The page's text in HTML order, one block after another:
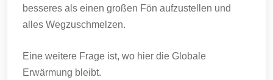
besseres als einen großen Fön aufzustellen und
alles Wegzuschmelzen.
Eine weitere Frage ist, wo hier die Globale
Erwärmung bleibt.